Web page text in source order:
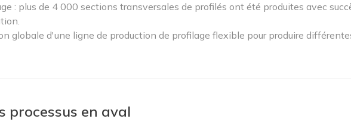
: plus de 4 000 sections transversales de profilés ont été produites avec
globale d'une ligne de production de profilage flexible pour produire
processus en aval